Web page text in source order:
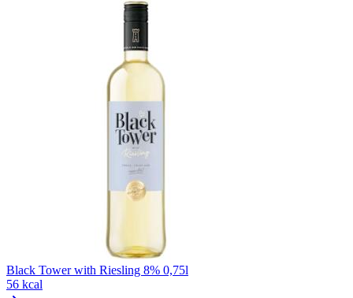
Black Tower with Riesling 8% 0,75l
56 kcal